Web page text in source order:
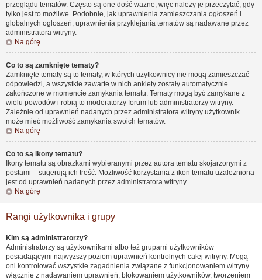
przeglądu tematów. Często są one dość ważne, więc należy je przeczytać, gdy
tylko jest to możliwe. Podobnie, jak uprawnienia zamieszczania ogłoszeń i
globalnych ogłoszeń, uprawnienia przyklejania tematów są nadawane przez
administratora witryny.
Na górę
Co to są zamknięte tematy?
Zamknięte tematy są to tematy, w których użytkownicy nie mogą zamieszczać
odpowiedzi, a wszystkie zawarte w nich ankiety zostały automatycznie
zakończone w momencie zamykania tematu. Tematy mogą być zamykane z
wielu powodów i robią to moderatorzy forum lub administratorzy witryny.
Zależnie od uprawnień nadanych przez administratora witryny użytkownik
może mieć możliwość zamykania swoich tematów.
Na górę
Co to są ikony tematu?
Ikony tematu są obrazkami wybieranymi przez autora tematu skojarzonymi z
postami – sugerują ich treść. Możliwość korzystania z ikon tematu uzależniona
jest od uprawnień nadanych przez administratora witryny.
Na górę
Rangi użytkownika i grupy
Kim są administratorzy?
Administratorzy są użytkownikami albo też grupami użytkowników
posiadającymi najwyższy poziom uprawnień kontrolnych całej witryny. Mogą
oni kontrolować wszystkie zagadnienia związane z funkcjonowaniem witryny
włącznie z nadawaniem uprawnień, blokowaniem użytkowników, tworzeniem